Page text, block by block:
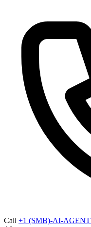
Call +1 (SMB)-AI-AGENT